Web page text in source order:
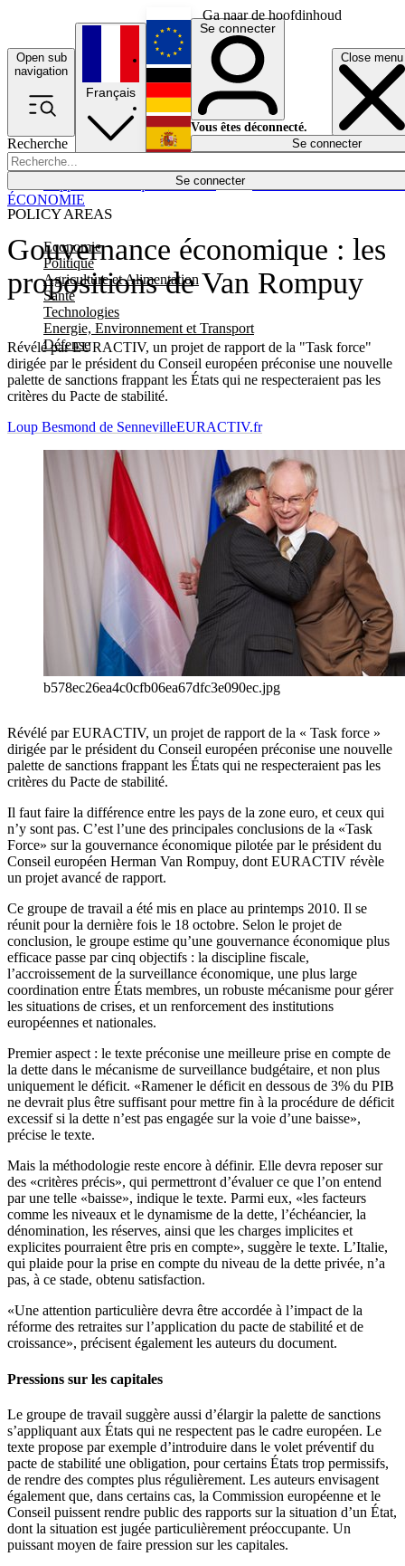
Ga naar de hoofdinhoud
Open sub
navigation
Close menu
Recherche
Se connecter
POLICY AREAS
Economie
Politique
Agriculture et Alimentation
Santé
Technologies
Energie, Environnement et Transport
Défense
Économie
Français
English
Deutsch
Español
Se connecter
Vous êtes déconnecté.
Se connecter
Gouvernance économique : les
propositions de Van Rompuy
Révélé par EURACTIV, un projet de rapport de la "Task force"
dirigée par le président du Conseil européen préconise une nouvelle
palette de sanctions frappant les États qui ne respecteraient pas les
critères du Pacte de stabilité.
ÉCONOMIE
Loup Besmond de SennevilleEURACTIV.fr
b578ec26ea4c0cfb06ea67dfc3e090ec.jpg
Révélé par EURACTIV, un projet de rapport de la « Task force »
dirigée par le président du Conseil européen préconise une nouvelle
palette de sanctions frappant les États qui ne respecteraient pas les
critères du Pacte de stabilité.
Il faut faire la différence entre les pays de la zone euro, et ceux qui
n’y sont pas. C’est l’une des principales conclusions de la «Task
Force» sur la gouvernance économique pilotée par le président du
Conseil européen Herman Van Rompuy, dont EURACTIV révèle
un projet avancé de rapport.
Ce groupe de travail a été mis en place au printemps 2010. Il se
réunit pour la dernière fois le 18 octobre. Selon le projet de
conclusion, le groupe estime qu’une gouvernance économique plus
efficace passe par cinq objectifs : la discipline fiscale,
l’accroissement de la surveillance économique, une plus large
coordination entre États membres, un robuste mécanisme pour gérer
les situations de crises, et un renforcement des institutions
européennes et nationales.
Premier aspect : le texte préconise une meilleure prise en compte de
la dette dans le mécanisme de surveillance budgétaire, et non plus
uniquement le déficit. «Ramener le déficit en dessous de 3% du PIB
ne devrait plus être suffisant pour mettre fin à la procédure de déficit
excessif si la dette n’est pas engagée sur la voie d’une baisse»,
précise le texte.
Mais la méthodologie reste encore à définir. Elle devra reposer sur
des «critères précis», qui permettront d’évaluer ce que l’on entend
par une telle «baisse», indique le texte. Parmi eux, «les facteurs
comme les niveaux et le dynamisme de la dette, l’échéancier, la
dénomination, les réserves, ainsi que les charges implicites et
explicites pourraient être pris en compte», suggère le texte. L’Italie,
qui plaide pour la prise en compte du niveau de la dette privée, n’a
pas, à ce stade, obtenu satisfaction.
«Une attention particulière devra être accordée à l’impact de la
réforme des retraites sur l’application du pacte de stabilité et de
croissance», précisent également les auteurs du document.
Pressions sur les capitales
Le groupe de travail suggère aussi d’élargir la palette de sanctions
s’appliquant aux États qui ne respectent pas le cadre européen. Le
texte propose par exemple d’introduire dans le volet préventif du
pacte de stabilité une obligation, pour certains États trop permissifs,
de rendre des comptes plus régulièrement. Les auteurs envisagent
également que, dans certains cas, la Commission européenne et le
Conseil puissent rendre public des rapports sur la situation d’un État,
dont la situation est jugée particulièrement préoccupante. Un
puissant moyen de faire pression sur les capitales.